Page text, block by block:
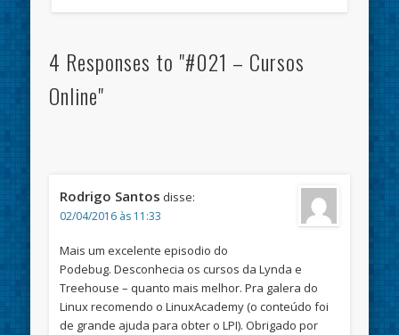
4 Responses to "#021 – Cursos
Online"
Rodrigo Santos disse:
02/04/2016 às 11:33
Mais um excelente episodio do
Podebug. Desconhecia os cursos da Lynda e
Treehouse – quanto mais melhor. Pra galera do
Linux recomendo o LinuxAcademy (o conteúdo foi
de grande ajuda para obter o LPI). Obrigado por